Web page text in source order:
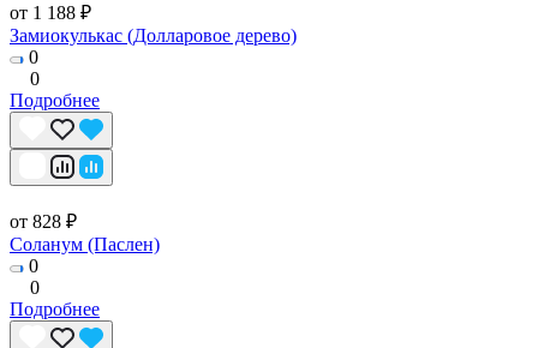
от 1 188 ₽
Замиокулькас (Долларовое дерево)
0
0
Подробнее
от 828 ₽
Соланум (Паслен)
0
0
Подробнее